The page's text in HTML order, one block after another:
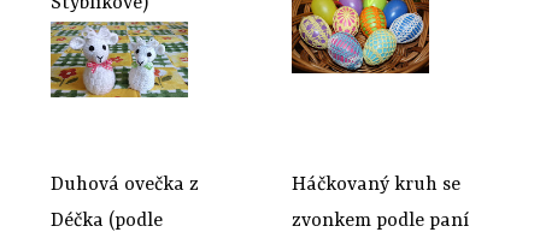
Duhová ovečka z
Déčka (podle
Háčkovaný kruh se
zvonkem podle paní